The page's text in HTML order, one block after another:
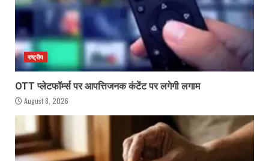
राष्ट्रीय
OTT प्लेटफॉर्म्स पर आपत्तिजनक कंटेंट पर लगेगी लगाम
August 8, 2026